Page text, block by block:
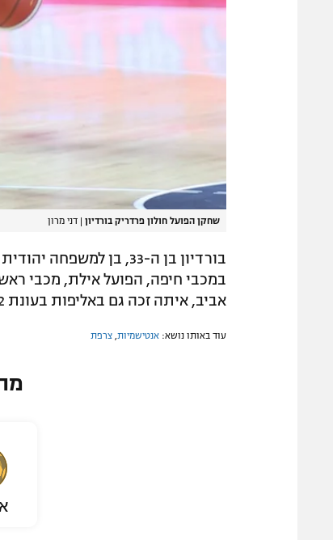
שחקן הפועל חולון פרדריק בורדיון | דני מרון
במכבי חיפה, הפועל אילת, מכבי
אביב, איתה זכה גם באליפות בעונת 2021/22. בעונה החולפת שיחק כאמור בבני הרצליה.
עוד באותו נושא: אנטישמיות צרפת